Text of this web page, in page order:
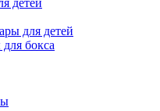
детей
для детей
бокса